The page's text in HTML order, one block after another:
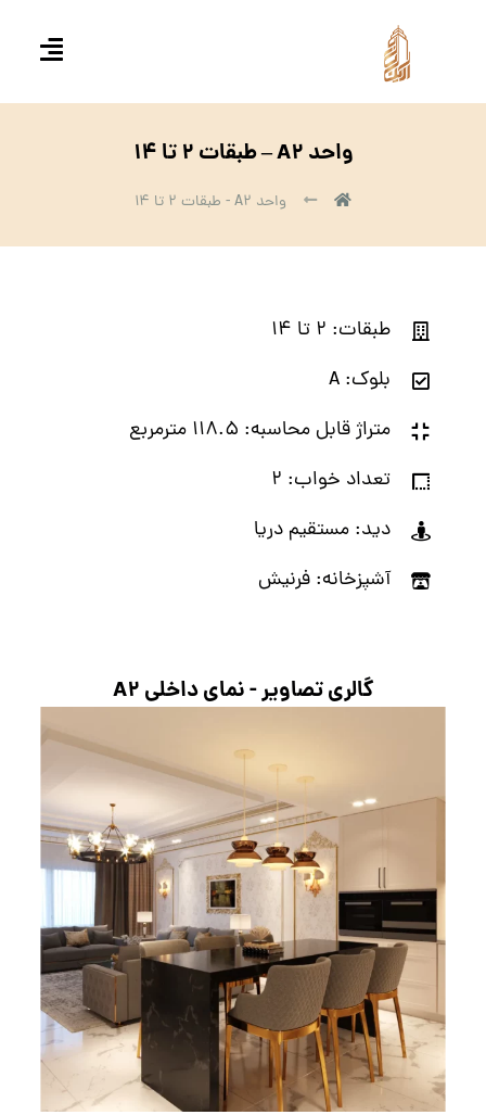
واحد A۲ – طبقات ۲ تا ۱۴
واحد A۲ - طبقات ۲ تا ۱۴
طبقات: ۲ تا ۱۴
بلوک: A
متراژ قابل محاسبه: ۱۱۸.۵ مترمربع
تعداد خواب: ۲
دید: مستقیم دریا
آشپزخانه: فرنیش
گالری تصاویر - نمای داخلی